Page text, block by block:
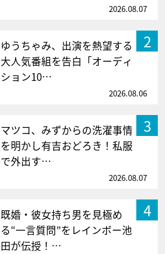
2026.08.07
2
ゆうちゃみ、出演を熱望する
大人気番組を告白「オーディ
ション10…
2026.08.06
3
マツコ、みずからの洗濯事情
を明かし有吉おどろき！私服
で外出す…
2026.08.07
4
既婚・彼女持ち男を見極め
る“一言質問”をレインボー池
田が伝授！…